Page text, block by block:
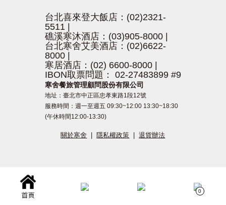
台北喜來登大飯店：(02)2321-
5511 |
礁溪寒沐酒店：(03)905-8000 |
台北寒舍艾美酒店：(02)6622-
8000 |
寒居酒店：(02) 6600-8000 |
IBON取票問題： 02-27483899 #9
寒舍餐旅管理顧問股份有限公司
地址：臺北市中正區忠孝東路1段12號
服務時間：週一至週五 09:30~12:00 13:30~18:30
(午休時間12:00-13:30)
關於寒舍 隱私權政策 退貨辦法
0